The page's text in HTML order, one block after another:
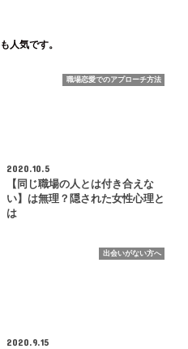
人気です。
職場恋愛でのアプローチ方法
2020.10.5
【同じ職場の人とは付き合えな
い】は無理？隠された女性心理と
は
出会いがない方へ
2020.9.15